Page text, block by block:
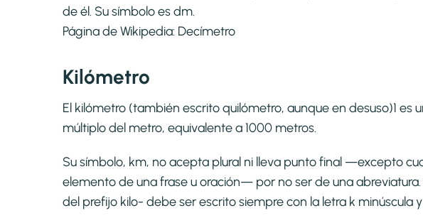
de él. Su símbolo es dm.
Página de Wikipedia: Decímetro
Kilómetro
El kilómetro (también escrito quilómetro, aunque en desuso)1​ es
múltiplo del metro, equivalente a 1000 metros.
Su símbolo, km, no acepta plural ni lleva punto final —excepto
elemento de una frase u oración— por no ser de una
del prefijo kilo- debe ser escrito siempre con la letra k minúscula